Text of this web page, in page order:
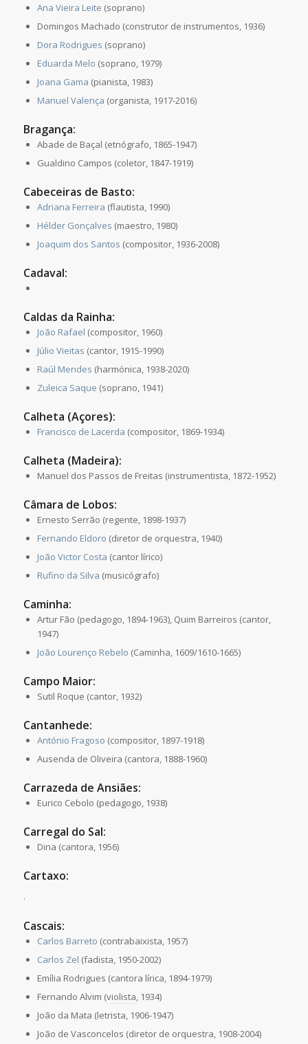
Ana Vieira Leite (soprano)
Domingos Machado (construtor de instrumentos, 1936)
Dora Rodrigues (soprano)
Eduarda Melo (soprano, 1979)
Joana Gama (pianista, 1983)
Manuel Valença (organista, 1917-2016)
Bragança:
Abade de Baçal (etnógrafo, 1865-1947)
Gualdino Campos (coletor, 1847-1919)
Cabeceiras de Basto:
Adriana Ferreira (flautista, 1990)
Hélder Gonçalves (maestro, 1980)
Joaquim dos Santos (compositor, 1936-2008)
Cadaval:
Caldas da Rainha:
João Rafael (compositor, 1960)
Júlio Vieitas (cantor, 1915-1990)
Raúl Mendes (harmónica, 1938-2020)
Zuleica Saque (soprano, 1941)
Calheta (Açores):
Francisco de Lacerda (compositor, 1869-1934)
Calheta (Madeira):
Manuel dos Passos de Freitas (instrumentista, 1872-1952)
Câmara de Lobos:
Ernesto Serrão (regente, 1898-1937)
Fernando Eldoro (diretor de orquestra, 1940)
João Victor Costa (cantor lírico)
Rufino da Silva (musicógrafo)
Caminha:
Artur Fão (pedagogo, 1894-1963), Quim Barreiros (cantor,
1947)
João Lourenço Rebelo (Caminha, 1609/1610-1665)
Campo Maior:
Sutil Roque (cantor, 1932)
Cantanhede:
António Fragoso (compositor, 1897-1918)
Ausenda de Oliveira (cantora, 1888-1960)
Carrazeda de Ansiães:
Eurico Cebolo (pedagogo, 1938)
Carregal do Sal:
Dina (cantora, 1956)
Cartaxo:
.
Cascais:
Carlos Barreto (contrabaixista, 1957)
Carlos Zel (fadista, 1950-2002)
Emília Rodrigues (cantora lírica, 1894-1979)
Fernando Alvim (violista, 1934)
João da Mata (letrista, 1906-1947)
João de Vasconcelos (diretor de orquestra, 1908-2004)